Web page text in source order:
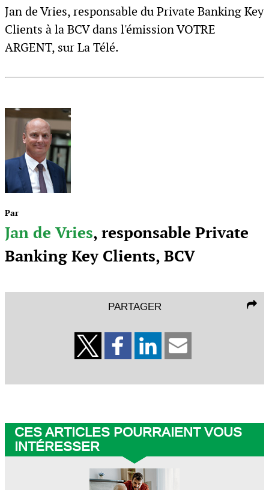
Jan de Vries, responsable du Private Banking Key
Clients à la BCV dans l'émission VOTRE
ARGENT, sur La Télé.
Par
Jan de Vries, responsable Private
Banking Key Clients, BCV
PARTAGER
CES ARTICLES POURRAIENT VOUS
INTÉRESSER